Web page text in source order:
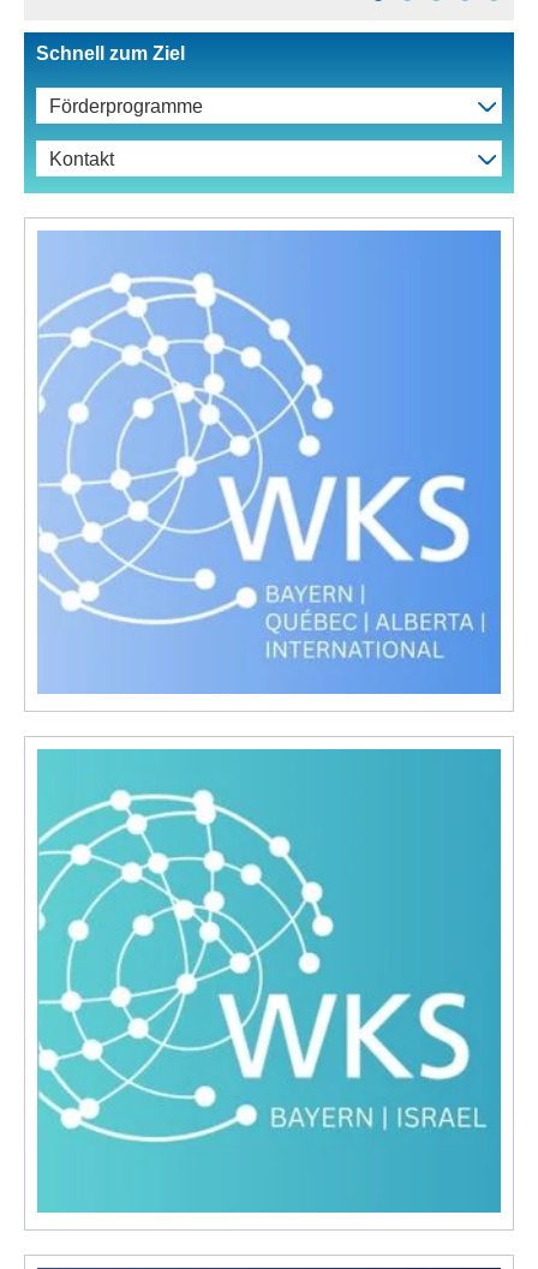
Schnell zum Ziel
Förderprogramme
Kontakt